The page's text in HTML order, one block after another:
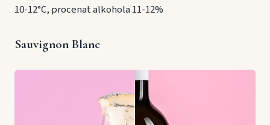
10-12°C, procenat alkohola 11-12%
Sauvignon Blanc